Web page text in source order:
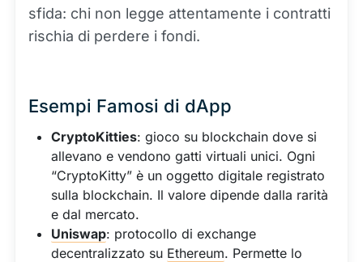
sfida: chi non legge attentamente i contratti
rischia di perdere i fondi.
Esempi Famosi di dApp
CryptoKitties: gioco su blockchain dove si
allevano e vendono gatti virtuali unici. Ogni
“CryptoKitty” è un oggetto digitale registrato
sulla blockchain. Il valore dipende dalla rarità
e dal mercato.
Uniswap: protocollo di exchange
decentralizzato su Ethereum. Permette lo